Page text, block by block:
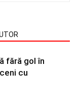
fără gol în
cu